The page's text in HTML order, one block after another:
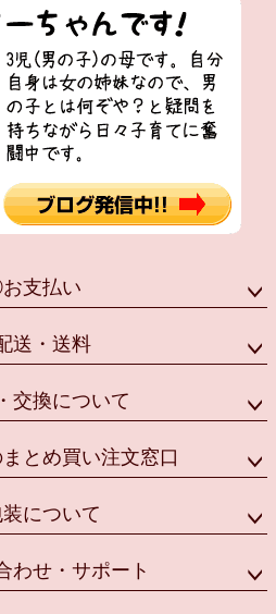
支払い
送・送料
交換について
とめ買い注文窓口
について
わせ・サポート